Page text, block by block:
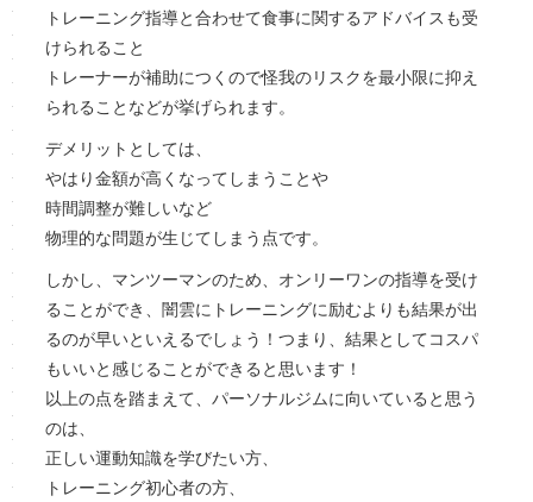
トレーニング指導と合わせて食事に関するアドバイスも受
けられること
トレーナーが補助につくので怪我のリスクを最小限に抑え
られることなどが挙げられます。
デメリットとしては、
やはり金額が高くなってしまうことや
時間調整が難しいなど
物理的な問題が生じてしまう点です。
しかし、マンツーマンのため、オンリーワンの指導を受け
ることができ、闇雲にトレーニングに励むよりも結果が出
るのが早いといえるでしょう！つまり、結果としてコスパ
もいいと感じることができると思います！
以上の点を踏まえて、パーソナルジムに向いていると思う
のは、
正しい運動知識を学びたい方、
トレーニング初心者の方、